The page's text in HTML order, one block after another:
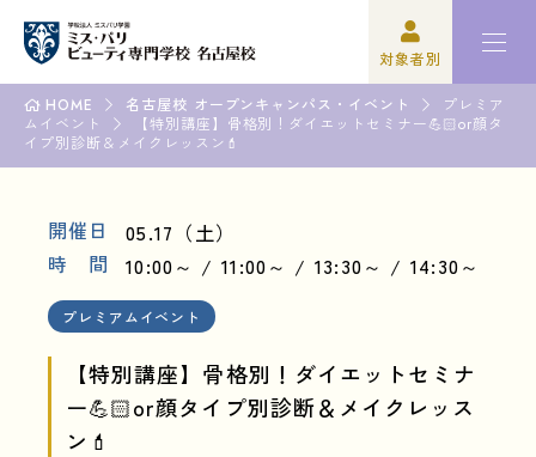
対象者別
高校3年生の方
保護者の方
学校関係者の方
企業の方
卒業生の方
ミスパリについて
オープンキャンパス・イベント
資格・就職
入学案内
学園生活
HOME 名古屋校 オープンキャンパス・イベント
プレミア
ムイベント
【特別講座】骨格別！ダイエットセミナー💪🏻or顔タ
イプ別診断＆メイクレッスン💄
開催日
05.17（土）
時 間
10:00～ 11:00～ 13:30～ 14:30～
プレミアムイベント
【特別講座】骨格別！ダイエットセミナ
ー💪🏻or顔タイプ別診断＆メイクレッス
ン💄